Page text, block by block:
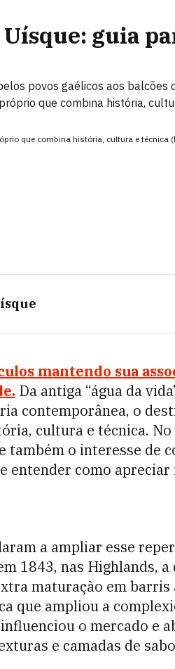
guia
povos gaélicos aos
que combina história,
que combina história, cultura e técnica
mantendo sua
Da antiga “água da
contemporânea, o
cultura e técnica. No
também o interesse de
entender como
a ampliar esse
1843, nas Highlands,
maturação em
que ampliou a
o mercado e
e camadas de